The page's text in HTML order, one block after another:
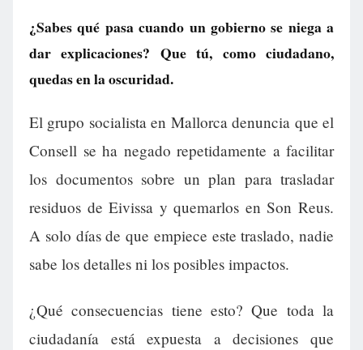
¿Sabes qué pasa cuando un gobierno se niega a
dar explicaciones? Que tú, como ciudadano,
quedas en la oscuridad.
El grupo socialista en Mallorca denuncia que el
Consell se ha negado repetidamente a facilitar
los documentos sobre un plan para trasladar
residuos de Eivissa y quemarlos en Son Reus.
A solo días de que empiece este traslado, nadie
sabe los detalles ni los posibles impactos.
¿Qué consecuencias tiene esto? Que toda la
ciudadanía está expuesta a decisiones que